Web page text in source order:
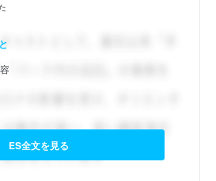
ES全文を見る